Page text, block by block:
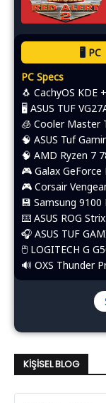
🖥️ PC
PC Specs
🐧 CachyOS KDE
🖥️ ASUS TUF
🧊 Cooler Master
🧠 ASUS Tuf
🧠 AMD Ryzen 7
🎮 Galax GeForce
🎮 Corsair
💾 Samsung 9100
⌨️​ ASUS ROG
🎧 ASUS TUF
🖱️​ LOGITECH G
🔊 OXS Thunder
KIŞISEL BLOG